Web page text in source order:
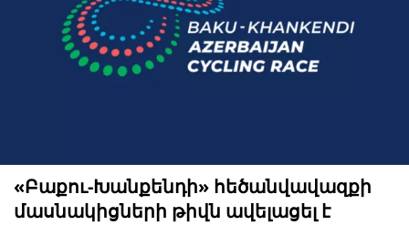
«Բաքու-Խանքենդի» հեծանվավազքի
մասնակիցների թիվն ավելացել է